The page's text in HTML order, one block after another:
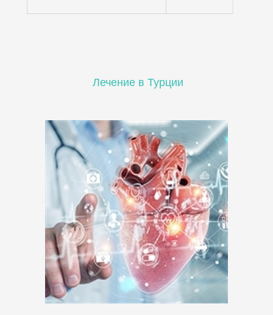
Лечение в Турции